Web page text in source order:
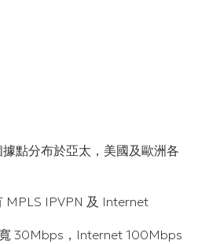
點分布於亞太，美國及歐洲各
MPLS IPVPN 及 Internet
30Mbps，Internet 100Mbps